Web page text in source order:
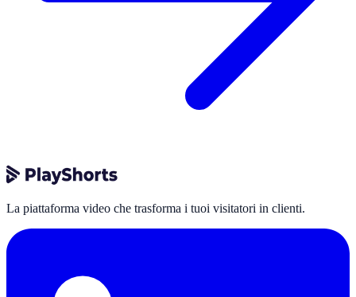
La piattaforma video che trasforma i tuoi visitatori in clienti.